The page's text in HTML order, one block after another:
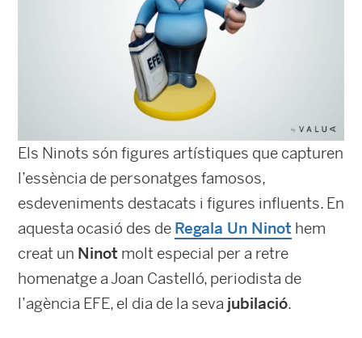
Els Ninots són figures artístiques que capturen
l’essència de personatges famosos,
esdeveniments destacats i figures influents. En
aquesta ocasió des de Regala Un Ninot hem
creat un Ninot molt especial per a retre
homenatge a Joan Castelló, periodista de
l’agència EFE, el dia de la seva jubilació.